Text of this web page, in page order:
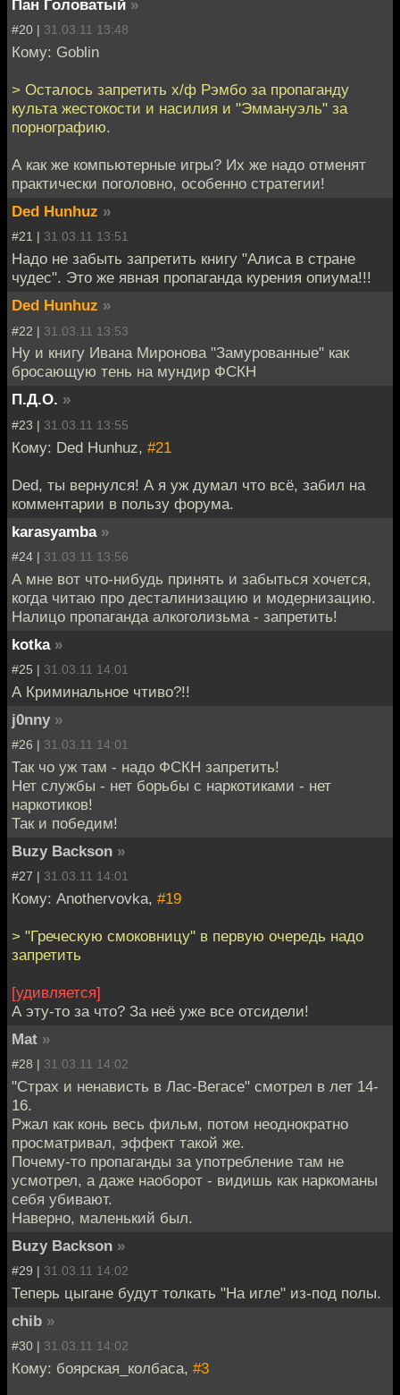
Пан Головатый »
#20 | 31.03.11 13:48
Кому: Goblin
> Осталось запретить х/ф Рэмбо за пропаганду
культа жестокости и насилия и "Эммануэль" за
порнографию.
А как же компьютерные игры? Их же надо отменят
практически поголовно, особенно стратегии!
Ded Hunhuz »
#21 | 31.03.11 13:51
Надо не забыть запретить книгу "Алиса в стране
чудес". Это же явная пропаганда курения опиума!!!
Ded Hunhuz »
#22 | 31.03.11 13:53
Ну и книгу Ивана Миронова "Замурованные" как
бросающую тень на мундир ФСКН
П.Д.О. »
#23 | 31.03.11 13:55
Кому: Ded Hunhuz, #21
Ded, ты вернулся! А я уж думал что всё, забил на
комментарии в пользу форума.
karasyamba »
#24 | 31.03.11 13:56
А мне вот что-нибудь принять и забыться хочется,
когда читаю про десталинизацию и модернизацию.
Налицо пропаганда алкоголизьма - запретить!
kotka »
#25 | 31.03.11 14:01
А Криминальное чтиво?!!
j0nny »
#26 | 31.03.11 14:01
Так чо уж там - надо ФСКН запретить!
Нет службы - нет борьбы с наркотиками - нет
наркотиков!
Так и победим!
Buzy Backson »
#27 | 31.03.11 14:01
Кому: Anothervovka, #19
> "Греческую смоковницу" в первую очередь надо
запретить
[удивляется]
А эту-то за что? За неё уже все отсидели!
Mat »
#28 | 31.03.11 14:02
"Страх и ненависть в Лас-Вегасе" смотрел в лет 14-
16.
Ржал как конь весь фильм, потом неоднократно
просматривал, эффект такой же.
Почему-то пропаганды за употребление там не
усмотрел, а даже наоборот - видишь как наркоманы
себя убивают.
Наверно, маленький был.
Buzy Backson »
#29 | 31.03.11 14:02
Теперь цыгане будут толкать "На игле" из-под полы.
chib »
#30 | 31.03.11 14:02
Кому: боярская_колбаса, #3